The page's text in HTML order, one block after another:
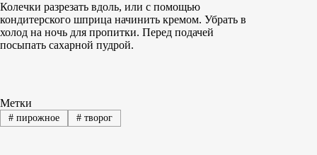
Колечки разрезать вдоль, или с помощью
кондитерского шприца начинить кремом. Убрать в
холод на ночь для пропитки. Перед подачей
посыпать сахарной пудрой.
Метки
#пирожное #творог